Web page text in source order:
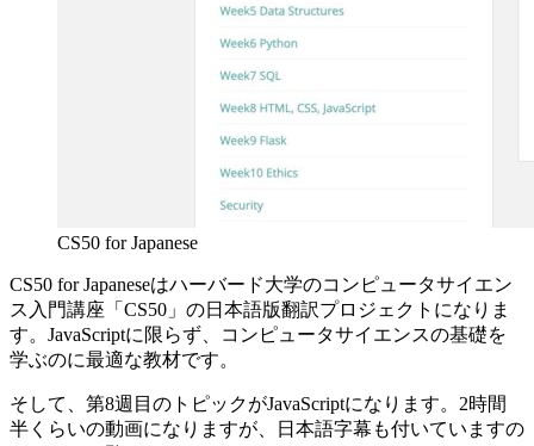
CS50 for Japanese
CS50 for Japaneseはハーバード大学のコンピュータサイエン
ス入門講座「CS50」の日本語版翻訳プロジェクトになりま
す。JavaScriptに限らず、コンピュータサイエンスの基礎を
学ぶのに最適な教材です。
そして、第8週目のトピックがJavaScriptになります。2時間
半くらいの動画になりますが、日本語字幕も付いていますの